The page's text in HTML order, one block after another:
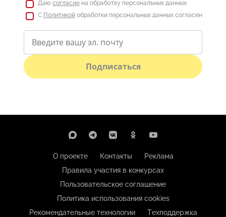
Даю согласие на обработку персональных данных
С Политикой обработки персональных данных согласен
Подписаться
О проекте Контакты
Реклама
Правила участия в конкурсах
Пользовательское соглашение
Политика использования cookies
Рекомендательные технологии
Техподдержка